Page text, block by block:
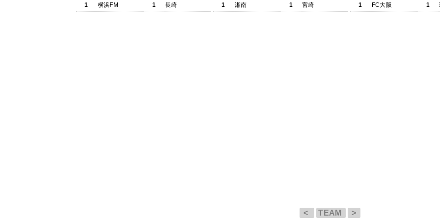
1 横浜FM 1 長崎 1 湘南 1 宮崎 1 FC大阪 1
< TEAM >